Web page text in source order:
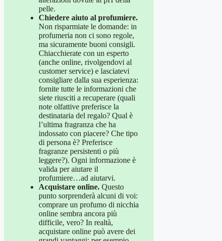
pelle.
Chiedere aiuto al profumiere.
Non risparmiate le domande: in
profumeria non ci sono regole,
ma sicuramente buoni consigli.
Chiacchierate con un esperto
(anche online, rivolgendovi al
customer service) e lasciatevi
consigliare dalla sua esperienza:
fornite tutte le informazioni che
siete riusciti a recuperare (quali
note olfattive preferisce la
destinataria del regalo? Qual è
l’ultima fragranza che ha
indossato con piacere? Che tipo
di persona è? Preferisce
fragranze persistenti o più
leggere?). Ogni informazione è
valida per aiutare il
profumiere…ad aiutarvi.
Acquistare online. Questo
punto sorprenderà alcuni di voi:
comprare un profumo di nicchia
online sembra ancora più
difficile, vero? In realtà,
acquistare online può avere dei